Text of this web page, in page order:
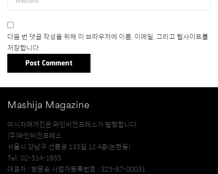
다음 번 댓글 작성을 위해 이 브라우저에 이름, 이메일, 그리고 웹사이트를
저장합니다.
Mashija Magazine
마시자매거진은 와인비전프레스가 발행합니다.
(주)와인비전프레스
서울시 강남구 선릉로 135길 12 4층(논현동)
Tel. 02-514-1855
대표자 : 방문송 사업자등록번호 : 325-87-00031